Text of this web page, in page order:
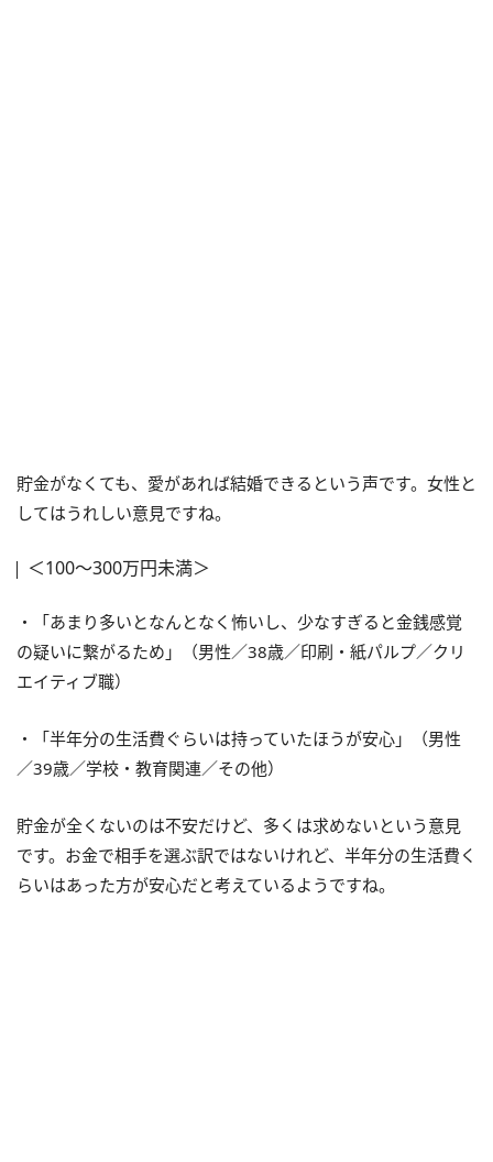
貯金がなくても、愛があれば結婚できるという声です。女性と
してはうれしい意見ですね。
＜100～300万円未満＞
・「あまり多いとなんとなく怖いし、少なすぎると金銭感覚
の疑いに繋がるため」（男性／38歳／印刷・紙パルプ／クリ
エイティブ職）
・「半年分の生活費ぐらいは持っていたほうが安心」（男性
／39歳／学校・教育関連／その他）
貯金が全くないのは不安だけど、多くは求めないという意見
です。お金で相手を選ぶ訳ではないけれど、半年分の生活費く
らいはあった方が安心だと考えているようですね。